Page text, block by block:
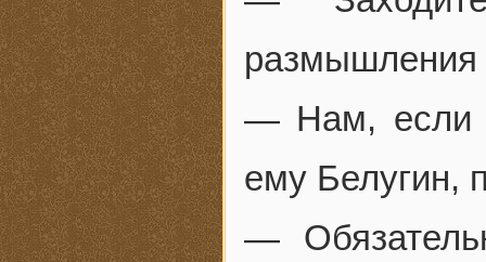
размышления
— Нам, если
ему Белугин,
—